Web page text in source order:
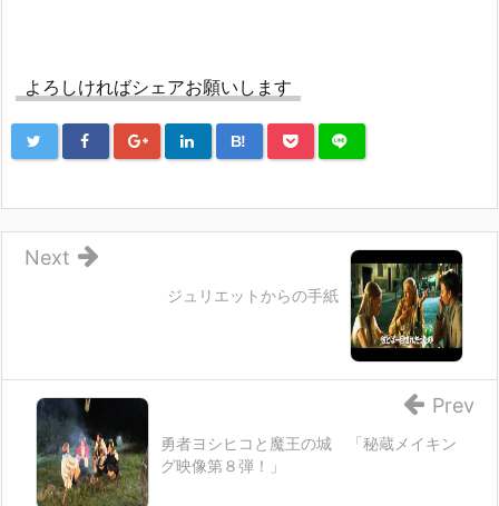
よろしければシェアお願いします
B!
ジュリエットからの手紙
Next
勇者ヨシヒコと魔王の城 「秘蔵メイキン
グ映像第８弾！」
Prev